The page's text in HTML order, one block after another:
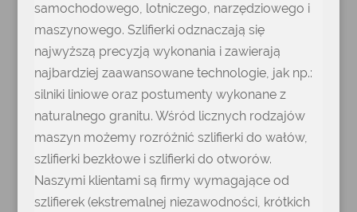
samochodowego, lotniczego, narzędziowego i
maszynowego. Szlifierki odznaczają się
najwyższą precyzją wykonania i zawierają
najbardziej zaawansowane technologie, jak np.:
silniki liniowe oraz postumenty wykonane z
naturalnego granitu. Wśród licznych rodzajów
maszyn możemy rozróżnić szlifierki do wałów,
szlifierki bezkłowe i szlifierki do otworów.
Naszymi klientami są firmy wymagające od
szlifierek (ekstremalnej niezawodności, krótkich